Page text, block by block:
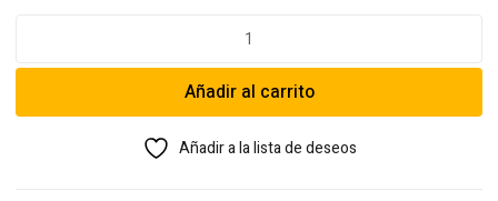
6013
33
Añadir al carrito
Añadir a la lista de deseos